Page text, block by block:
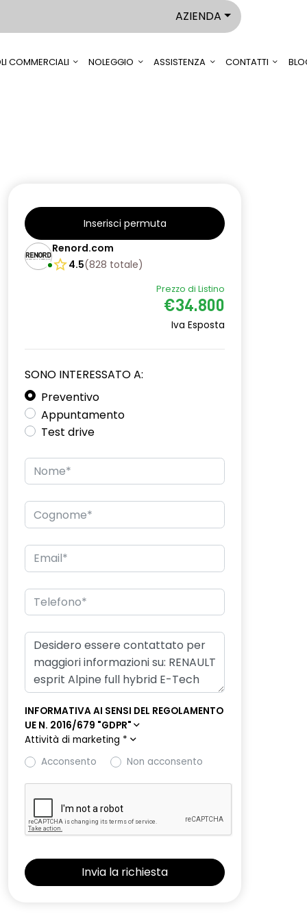
AZIENDA
COMMERCIALI NOLEGGIO ASSISTENZA CONTATTI
Inserisci permuta
Renord.com
4.5(828 totale)
Prezzo di Listino
€34.800
Iva Esposta
SONO INTERESSATO A:
Preventivo
Appuntamento
Test drive
INFORMATIVA AI SENSI DEL REGOLAMENTO
UE N. 2016/679 "GDPR"
Attività di marketing *
Acconsento
Non acconsento